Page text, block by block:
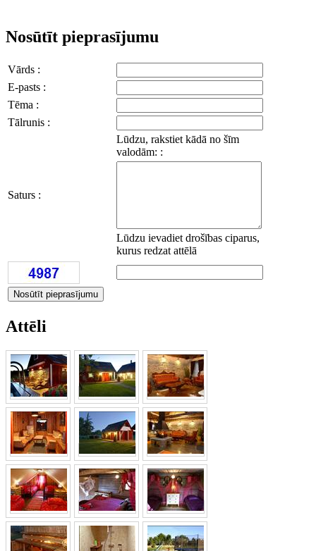
Nosūtīt pieprasījumu
Vārds :
E-pasts :
Tēma :
Tālrunis :
Lūdzu, rakstiet kādā no šīm
valodām: :
Saturs :
Lūdzu ievadiet drošības ciparus,
kurus redzat attēlā
Attēli